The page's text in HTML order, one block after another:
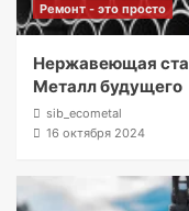
Ремонт - это просто
Нержавеющая
Металл будущего
sib_ecometal
16 октября 2024